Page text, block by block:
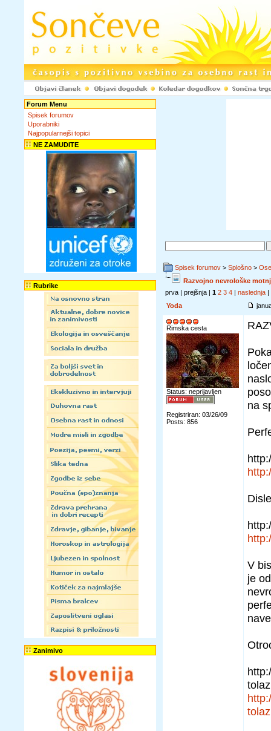
Forum Menu
Spisek forumov
Uporabniki
Najpopularnejši topici
NE ZAMUDITE
Rubrike
Zanimivo
Spisek forumov > Splošno >
Razvojno nevrološke
prva | prejšnja | 1 2 3 4 | naslednja |
Yoda
Rimska cesta
Status: neprijavljen
Registriran: 03/26/09
Posts: 856
na
V
je